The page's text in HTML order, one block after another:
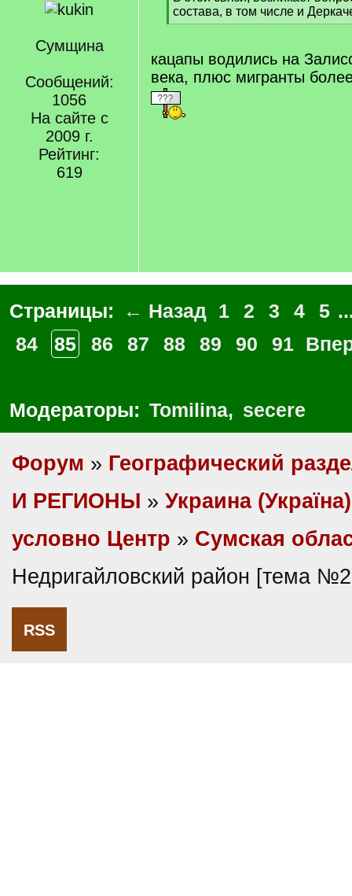
Сумщина
Сообщений:
1056
На сайте с
2009 г.
Рейтинг:
619
q
]
состава, в том числе и
[
q
]
кацапы водились на
века, плюс мигранты
Страницы: ← Назад 1 2 3 4 5
84
85 86 87 88 89 90 91
Модераторы: Tomilina, secere
Форум » Географический
И РЕГИОНЫ » Украина (Україна)
условно Центр » Сумская
Недригайловский район [тема
RSS